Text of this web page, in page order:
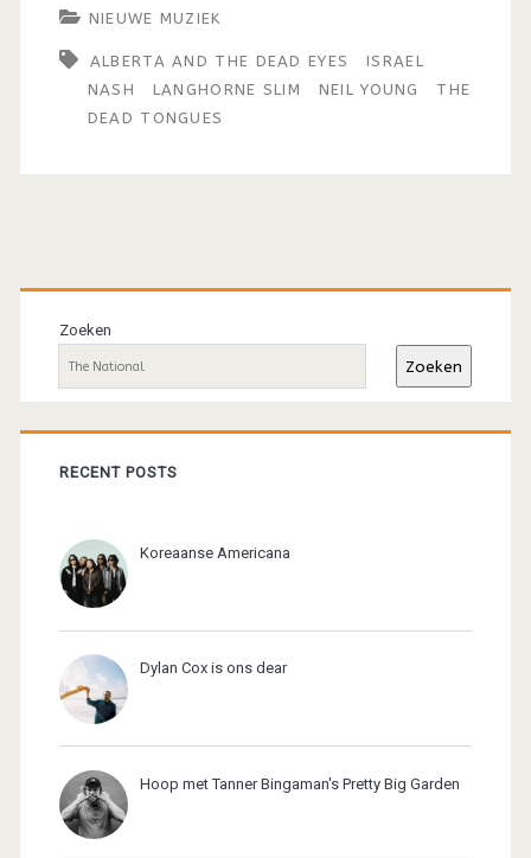
NIEUWE MUZIEK
ALBERTA AND THE DEAD EYES
ISRAEL
NASH
LANGHORNE SLIM NEIL YOUNG
THE
DEAD TONGUES
Primaire
sidebar
Zoeken
Zoeken
RECENT POSTS
Koreaanse Americana
Dylan Cox is ons dear
Hoop met Tanner Bingaman's Pretty Big Garden